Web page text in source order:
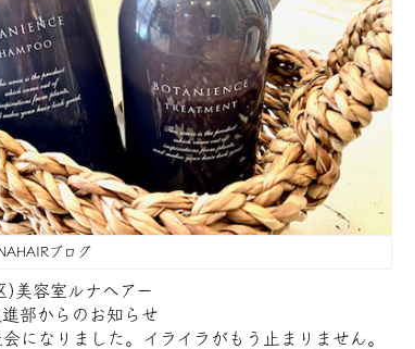
ブログ
)美容室ルナヘアー
部からのお知らせ
になりました。イライラがもう止まりません。